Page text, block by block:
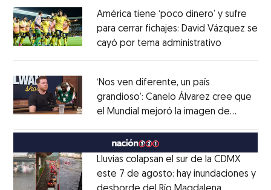
América tiene ‘poco dinero’ y sufre
para cerrar fichajes: David Vázquez se
cayó por tema administrativo
‘Nos ven diferente, un país
grandioso’: Canelo Álvarez cree que
el Mundial mejoró la imagen de
MéxicoOpens in new window
Lluvias colapsan el sur de la CDMX
este 7 de agosto: hay inundaciones y